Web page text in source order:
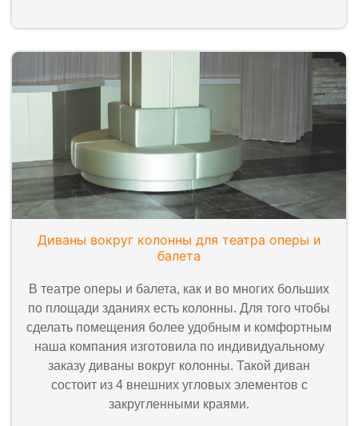
Диваны вокруг колонны для театра оперы и
балета
В театре оперы и балета, как и во многих больших
по площади зданиях есть колонны. Для того чтобы
сделать помещения более удобным и комфортным
наша компания изготовила по индивидуальному
заказу диваны вокруг колонны. Такой диван
состоит из 4 внешних угловых элементов с
закругленными краями.